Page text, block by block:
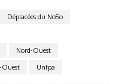
Déplacées du NoSo
Nord-Ouest
Ouest Unfpa